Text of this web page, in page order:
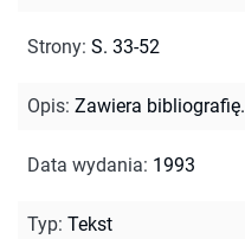
Strony: S. 33-52
Opis: Zawiera bibliografię.
Data wydania: 1993
Typ: Tekst